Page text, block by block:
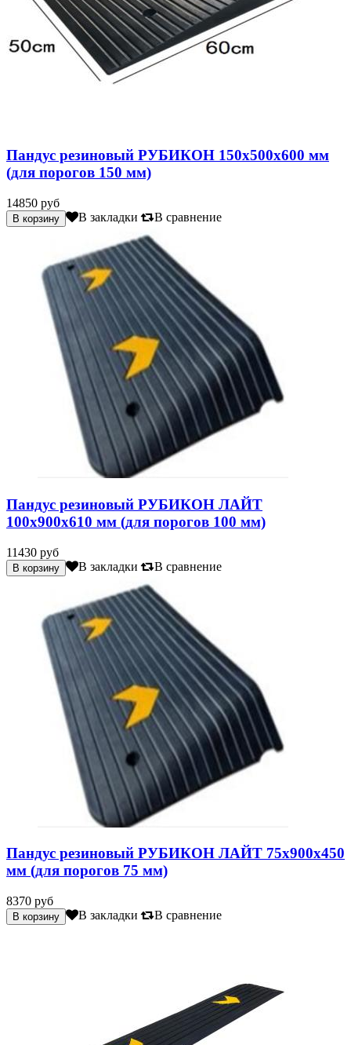
Пандус резиновый РУБИКОН 150х500х600 мм
(для порогов 150 мм)
14850 руб
В закладки В сравнение
Пандус резиновый РУБИКОН ЛАЙТ
100х900х610 мм (для порогов 100 мм)
11430 руб
В закладки В сравнение
Пандус резиновый РУБИКОН ЛАЙТ 75х900х450
мм (для порогов 75 мм)
8370 руб
В закладки В сравнение